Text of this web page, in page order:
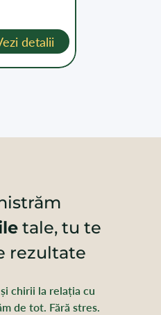
detalii
tale, tu te
rezultate
chirii la relația cu
de tot. Fără stres.